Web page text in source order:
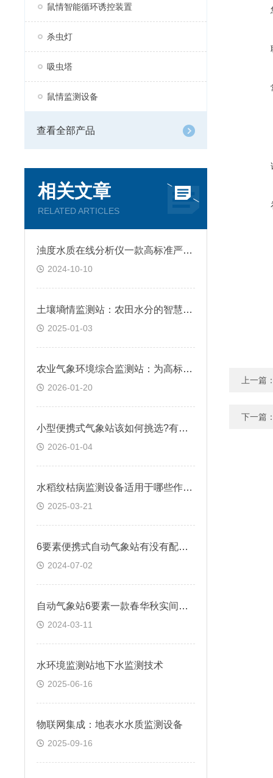
鼠情智能循环诱控装置
杀虫灯
吸虫塔
鼠情监测设备
查看全部产品
相关文章
RELATED ARTICLES
浊度水质在线分析仪一款高标准严要求的水质监测站
2024-10-10
土壤墒情监测站：农田水分的智慧守护者
2025-01-03
农业气象环境综合监测站：为高标准农田建设与管护提供一体化数据支撑
2026-01-20
小型便携式气象站该如何挑选?有哪些靠谱品牌参考?
2026-01-04
水稻纹枯病监测设备适用于哪些作物和生长环境？
2025-03-21
6要素便携式自动气象站有没有配套的移动应用程序，功能如何
2024-07-02
自动气象站6要素一款春华秋实间，雨顺风调和的自动气象站
2024-03-11
水环境监测站地下水监测技术
2025-06-16
物联网集成：地表水水质监测设备
2025-09-16
上一篇
下一篇